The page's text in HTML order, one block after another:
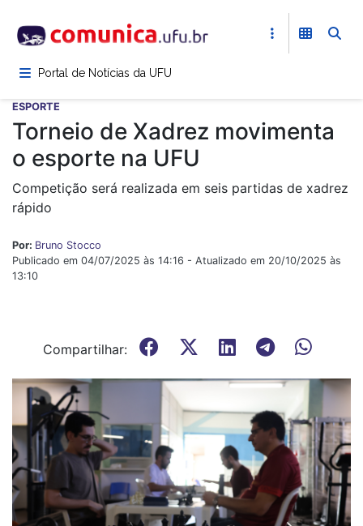
para
conteúdoPortal de Notícias da UFU
ESPORTE
Torneio de Xadrez movimenta
o esporte na UFU
Competição será realizada em seis partidas de xadrez
rápido
Por: Bruno Stocco
Publicado em 04/07/2025 às 14:16 - Atualizado em 20/10/2025 às
13:10
Compartilhar: